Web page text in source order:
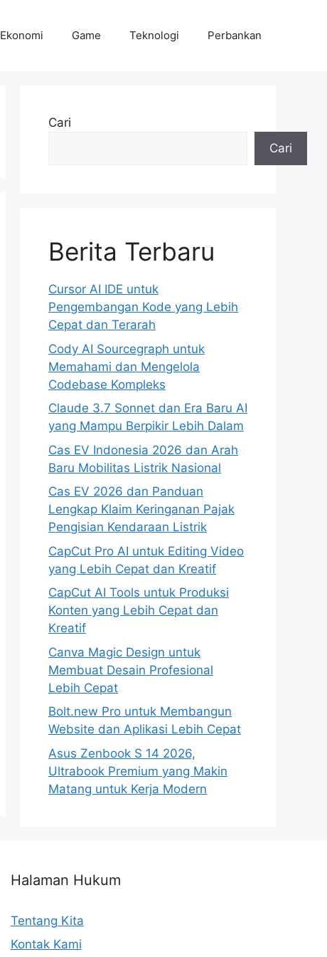
Ekonomi Game Teknologi Perbankan
Cari
Cari
Berita Terbaru
Cursor AI IDE untuk
Pengembangan Kode yang Lebih
Cepat dan Terarah
Cody AI Sourcegraph untuk
Memahami dan Mengelola
Codebase Kompleks
Claude 3.7 Sonnet dan Era Baru AI
yang Mampu Berpikir Lebih Dalam
Cas EV Indonesia 2026 dan Arah
Baru Mobilitas Listrik Nasional
Cas EV 2026 dan Panduan
Lengkap Klaim Keringanan Pajak
Pengisian Kendaraan Listrik
CapCut Pro AI untuk Editing Video
yang Lebih Cepat dan Kreatif
CapCut AI Tools untuk Produksi
Konten yang Lebih Cepat dan
Kreatif
Canva Magic Design untuk
Membuat Desain Profesional
Lebih Cepat
Bolt.new Pro untuk Membangun
Website dan Aplikasi Lebih Cepat
Asus Zenbook S 14 2026,
Ultrabook Premium yang Makin
Matang untuk Kerja Modern
Halaman Hukum
Tentang Kita
Kontak Kami